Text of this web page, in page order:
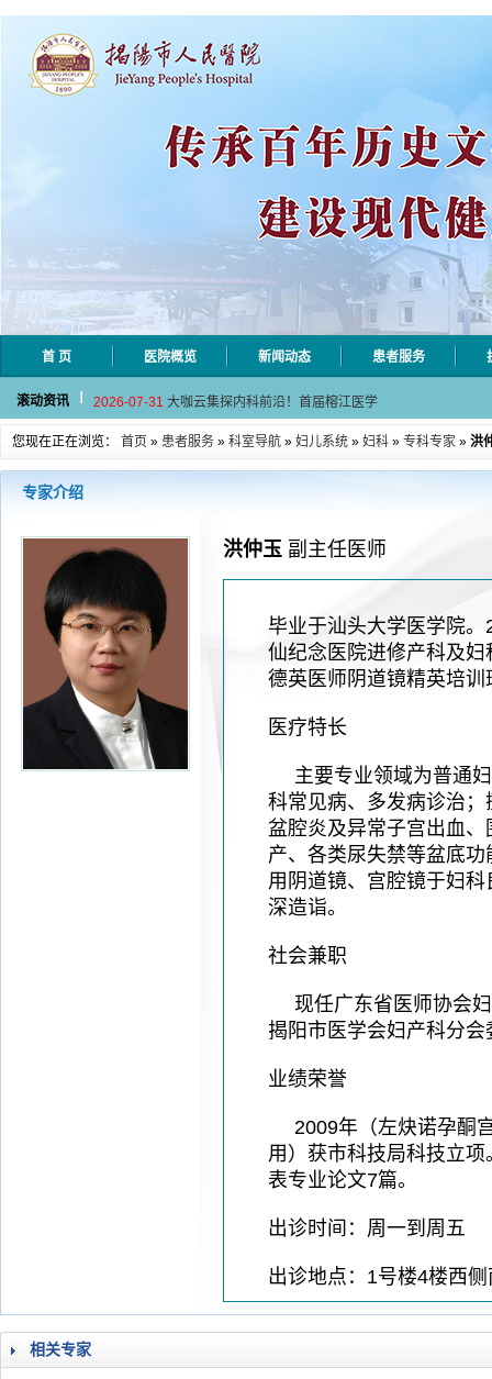
首 页 医院概览 新闻动态 患者服务
滚动资讯
2026-08-04 揭阳市人民医院水电相关设施维护服
2026-07-31 大咖云集探内科前沿！首届榕江医学
2026-07-31 以学术聚合力 | 运动健康分论坛助
2026-07-31 揭阳市人民医院手腕带采购项目（第
2026-07-31 学术聚力！妇儿分论坛精彩收官
2026-07-31
以学术聚合力 | 运动健康分论坛助
2026-07-31
揭阳市人民医院手腕带采购项目（第
您现在正在浏览： 首页 » 患者服务 » 科室导航 » 妇儿系统 » 妇科 » 专科专家 » 洪
专家介绍
洪仲玉 副主任医师
毕业于汕头大学医学院
仙纪念医院进修产科及
德英医师阴道镜精英培训
医疗特长
主要专业领域为普通
科常见病、多发病诊治
盆腔炎及异常子宫出血
产、各类尿失禁等盆底
用阴道镜、宫腔镜于妇
深造诣。
社会兼职
现任广东省医师协会
揭阳市医学会妇产科分会
业绩荣誉
2009年（左炔诺孕酮
用）获市科技局科技立
表专业论文7篇。
出诊时间：周一到周五
出诊地点：1号楼4楼西
相关专家